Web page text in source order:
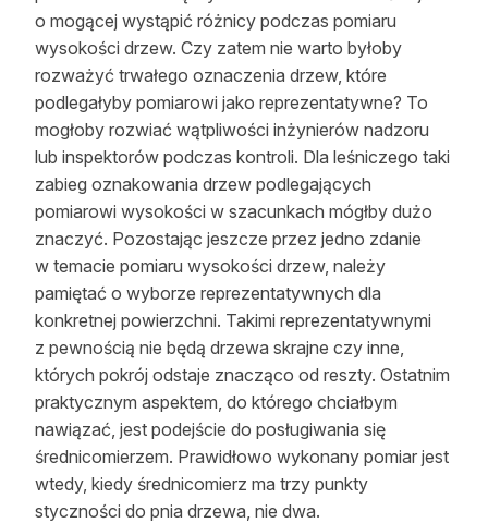
o mogącej wystąpić różnicy podczas pomiaru
wysokości drzew. Czy zatem nie warto byłoby
rozważyć trwałego oznaczenia drzew, które
podlegałyby pomiarowi jako reprezentatywne? To
mogłoby rozwiać wątpliwości inżynierów nadzoru
lub inspektorów podczas kontroli. Dla leśniczego taki
zabieg oznakowania drzew podlegających
pomiarowi wysokości w szacunkach mógłby dużo
znaczyć. Pozostając jeszcze przez jedno zdanie
w temacie pomiaru wysokości drzew, należy
pamiętać o wyborze reprezentatywnych dla
konkretnej powierzchni. Takimi reprezentatywnymi
z pewnością nie będą drzewa skrajne czy inne,
których pokrój odstaje znacząco od reszty. Ostatnim
praktycznym aspektem, do którego chciałbym
nawiązać, jest podejście do posługiwania się
średnicomierzem. Prawidłowo wykonany pomiar jest
wtedy, kiedy średnicomierz ma trzy punkty
styczności do pnia drzewa, nie dwa.